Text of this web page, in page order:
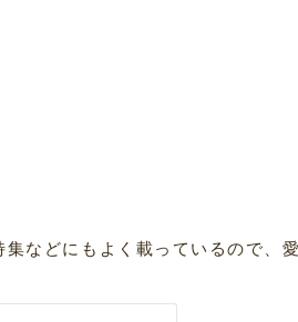
などにもよく載っているので、